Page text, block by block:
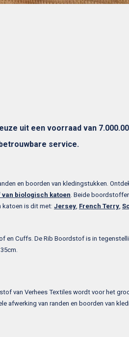
uit een voorraad van
service.
en boorden van kledingstukken.
van biologisch katoen . Beide
katoen is dit met: Jersey French Terry
en Cuffs. De Rib Boordstof is in
van Verhees Textiles wordt voor het
afwerking van randen en boorden van